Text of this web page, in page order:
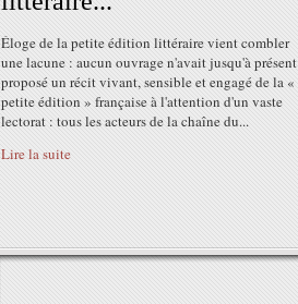
Éloge de la petite édition littéraire vient combler
une lacune : aucun ouvrage n'avait jusqu'à présent
proposé un récit vivant, sensible et engagé de la «
petite édition » française à l'attention d'un vaste
lectorat : tous les acteurs de la chaîne du...
Lire la suite